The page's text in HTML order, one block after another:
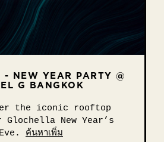
- NEW YEAR PARTY @
G BANGKOK
the iconic rooftop
Glochella New Year’s
Eve. ค้นหาเพิ่ม
- NEW YEAR’S EVE
HOTEL G PATTAYA
memorable New Year’s
Pattaya? You’ve made.
ค้นหาเพิ่ม
CHRISTMAS @ HOTEL
SINGAPORE
for the holidays?
the bustle of everyday.
ค้นหาเพิ่ม